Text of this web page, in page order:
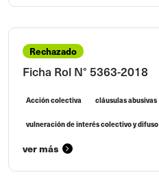
Rechazado
Ficha Rol N° 5363-2018
Acción colectiva cláusulas abusivas
vulneración de interés colectivo y difuso
ver más